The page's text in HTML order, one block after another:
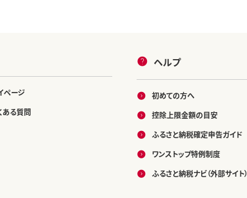
ページ
ある質問
ヘルプ
初めての方へ
控除上限金額の目安
ふるさと納税確定申告ガイド
ワンストップ特例制度
ふるさと納税ナビ（外部サイト）